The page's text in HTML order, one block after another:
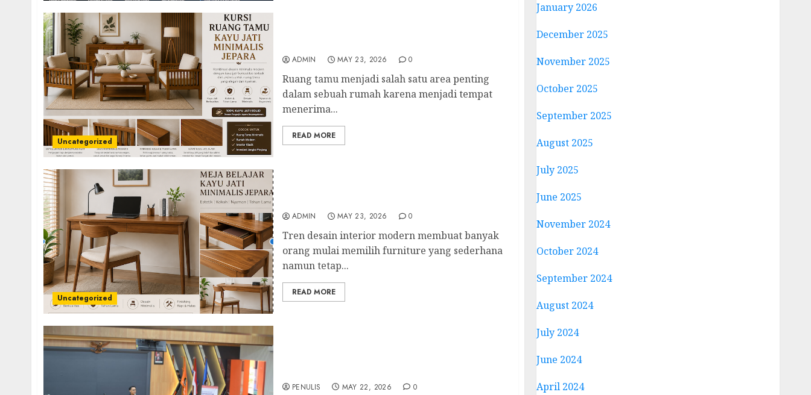
Uncategorized
ADMIN MAY 23, 2026 0
Ruang tamu menjadi salah satu area penting
dalam sebuah rumah karena menjadi tempat
menerima...
READ MORE
Uncategorized
ADMIN MAY 23, 2026 0
Tren desain interior modern membuat banyak
orang mulai memilih furniture yang sederhana
namun tetap...
READ MORE
PENULIS MAY 22, 2026 0
January 2026
December 2025
November 2025
October 2025
September 2025
August 2025
July 2025
June 2025
November 2024
October 2024
September 2024
August 2024
July 2024
June 2024
April 2024